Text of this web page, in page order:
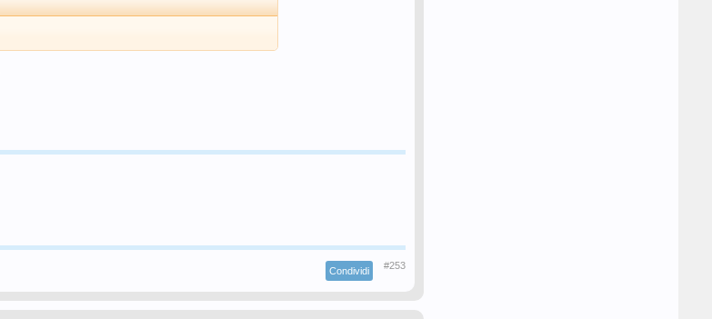
Condividi #253